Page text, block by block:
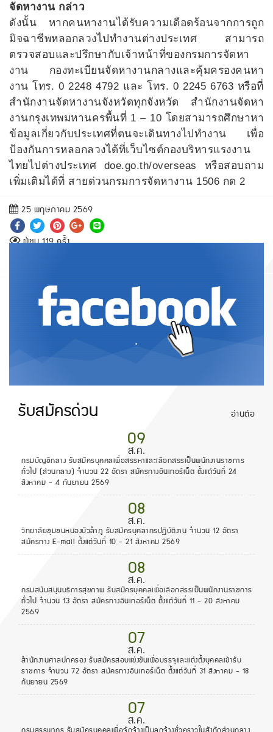
จัดหางาน กล่าว
ดังนั้น หากคนหางานได้รับความเดือดร้อนจากการถูก
มิจฉาชีพหลอกลวงไปทำงานต่างประเทศ สามารถ
ตรวจสอบและปรึกษากับเจ้าหน้าที่ของกรมการจัดหา
งาน กองทะเบียนจัดหางานกลางและคุ้มครองคนหา
งาน โทร. 0 2248 4792 และ โทร. 0 2245 6763 หรือที่
สำนักงานจัดหางานจังหวัดทุกจังหวัด สำนักงานจัดหา
งานกรุงเทพมหานครพื้นที่ 1 – 10 โดยสามารถศึกษาหา
ข้อมูลเกี่ยวกับประเทศที่ตนจะเดินทางไปทำงาน เพื่อ
ป้องกันการหลอกลวงได้ที่เว็บไซต์กองบริหารแรงงาน
ไทยไปต่างประเทศ doe.go.th/overseas หรือสอบถาม
เพิ่มเติมได้ที่ สายด่วนกรมการจัดหางาน 1506 กด 2
25 พฤษภาคม 2569
ผู้ชม 119 ครั้ง
.
รับสมัครด่วน อ่านต่อ
09
ส.ค.
กรมบัญชีกลาง รับสมัครบุคคลเพื่อสรรหาและเลือกสรรเป็นพนักงานราชการ
ทั่วไป (ส่วนกลาง) จำนวน 22 อัตรา สมัครทางอินเทอร์เน็ต ตั้งแต่วันที่ 24
สิงหาคม - 4 กันยายน 2569
08
ส.ค.
วิทยาลัยชุมชนหนองบัวลำภู รับสมัครบุคลากรปฏิบัติงาน จำนวน 12 อัตรา
สมัครทาง E-mail ตั้งแต่วันที่ 10 - 21 สิงหาคม 2569
08
ส.ค.
กรมสนับสนุนบริการสุขภาพ รับสมัครบุคคลเพื่อเลือกสรรเป็นพนักงานราชการ
ทั่วไป จำนวน 13 อัตรา สมัครทางอินเทอร์เน็ต ตั้งแต่วันที่ 11 - 20 สิงหาคม
2569
07
ส.ค.
สำนักงานศาลปกครอง รับสมัครสอบแข่งขันเพื่อบรรจุและแต่งตั้งบุคคลเข้ารับ
ราชการ จำนวน 72 อัตรา สมัครทางอินเทอร์เน็ต ตั้งแต่วันที่ 31 สิงหาคม - 18
กันยายน 2569
07
ส.ค.